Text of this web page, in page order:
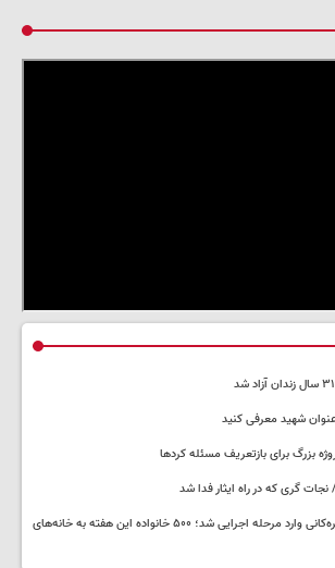
شهید معرفی کنید
بزرگ‌ برای بازتعریف مسئله کردها
نجات گری که در راه ایثار فدا شد
بازگشت آوارگان به سره‌کانی وارد مرحله اجرایی شد؛ ۵۰۰ خانواده این هفته به خانه‌های